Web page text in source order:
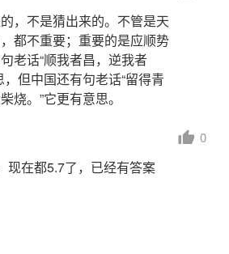
，不是猜出来的。不管是天
都不重要；重要的是应顺势
老话“顺我者昌，逆我者
，但中国还有句老话“留得青
烧。”它更有意思。
0
现在都5.7了，已经有答案